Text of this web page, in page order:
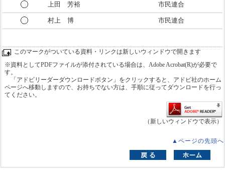
上田 芳裕 市民連合
村上 博 市民連合
このマークがついている資料・リンクは新しいウィンドウで開きます
※資料としてPDFファイルが添付されている場合は、Adobe Acrobat(R)が必要で
す。
「アドビリーダーダウンロードボタン」をクリックすると、アドビ社のホーム
ページへ移動しますので、お持ちでない方は、手順に従ってダウンロードを行っ
てください。
（新しいウィンドウで表示）
▲ページの先頭へ